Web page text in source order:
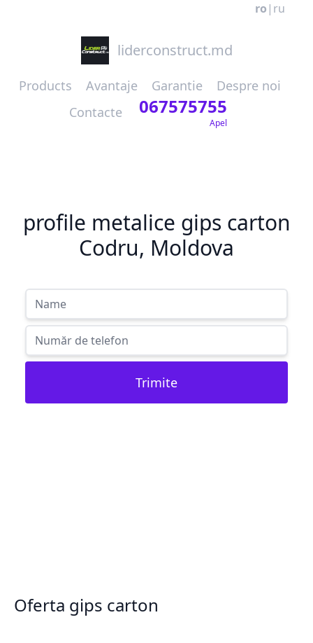
ro | ru
liderconstruct.md
Products Avantaje Garantie
Despre noi
Contacte
067575755
Apel
profile metalice gips carton
Codru, Moldova
Trimite
Oferta gips carton